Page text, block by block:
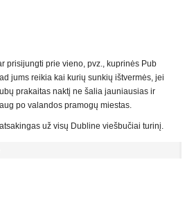
prisijungti prie vieno, pvz., kuprinės Pub
jums reikia kai kurių sunkių ištvermės, jei
prakaitas naktį ne šalia jauniausias ir
po valandos pramogų miestas.
už visų Dubline viešbučiai turinį.